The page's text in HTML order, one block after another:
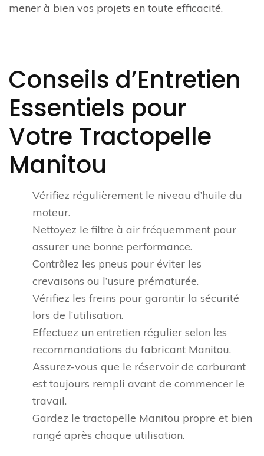
mener à bien vos projets en toute efficacité.
Conseils d’Entretien
Essentiels pour
Votre Tractopelle
Manitou
Vérifiez régulièrement le niveau d’huile du
moteur.
Nettoyez le filtre à air fréquemment pour
assurer une bonne performance.
Contrôlez les pneus pour éviter les
crevaisons ou l’usure prématurée.
Vérifiez les freins pour garantir la sécurité
lors de l’utilisation.
Effectuez un entretien régulier selon les
recommandations du fabricant Manitou.
Assurez-vous que le réservoir de carburant
est toujours rempli avant de commencer le
travail.
Gardez le tractopelle Manitou propre et bien
rangé après chaque utilisation.